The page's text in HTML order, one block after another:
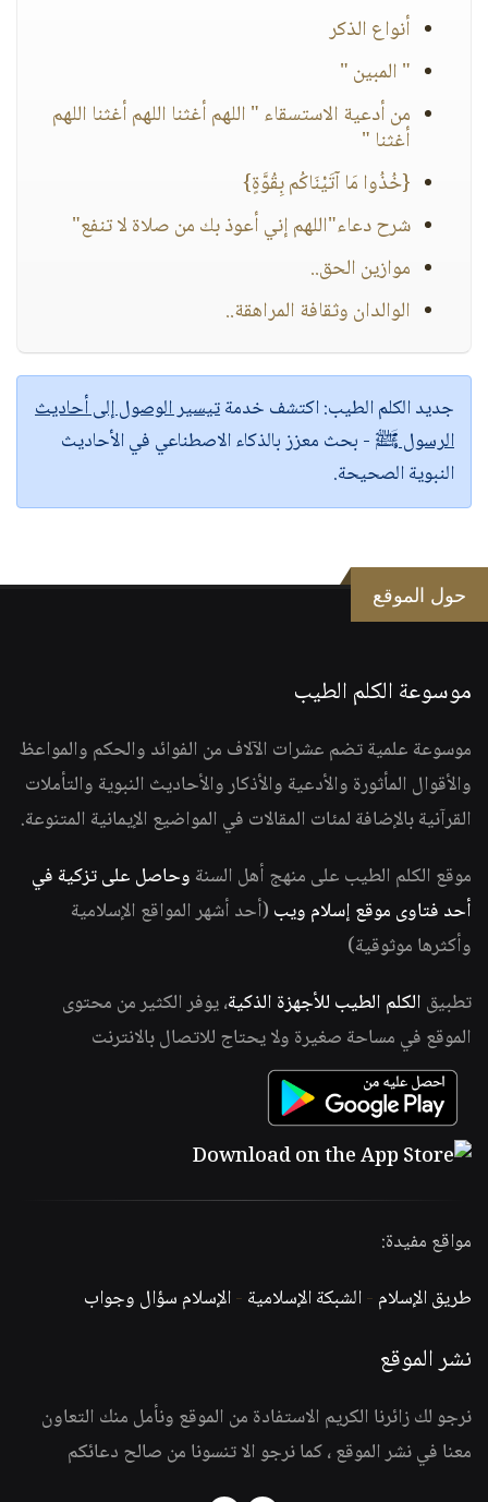
أنواع الذكر
" المبين "
من أدعية الاستسقاء " اللهم أغثنا اللهم أغثنا اللهم
أغثنا "
{خُذُوا مَا آتَيْنَاكُم بِقُوَّةٍ}
شرح دعاء"اللهم إني أعوذ بك من صلاة لا تنفع"
موازين الحق..
الوالدان وثقافة المراهقة..
جديد الكلم الطيب:اكتشف خدمةتيسير الوصول إلى أحاديث
الرسول ﷺ - بحث معزز بالذكاء الاصطناعي في الأحاديث
النبوية الصحيحة.
حول الموقع
موسوعة الكلم الطيب
موسوعة علمية تضم عشرات الآلاف من الفوائد والحكم والمواعظ
والأقوال المأثورة والأدعية والأذكار والأحاديث النبوية والتأملات
القرآنية بالإضافة لمئات المقالات في المواضيع الإيمانية المتنوعة.
موقع الكلم الطيب على منهج أهل السنة وحاصل على تزكية في
أحد فتاوى موقع إسلام ويب (أحد أشهر المواقع الإسلامية
وأكثرها موثوقية)
تطبيق الكلم الطيب للأجهزة الذكية، يوفر الكثير من محتوى
الموقع في مساحة صغيرة ولا يحتاج للاتصال بالانترنت
مواقع مفيدة:
طريق الإسلام -الشبكة الإسلامية -الإسلام سؤال وجواب
نشر الموقع
نرجو لك زائرنا الكريم الاستفادة من الموقع ونأمل منك التعاون
معنا في نشر الموقع ، كما نرجو الا تنسونا من صالح دعائكم